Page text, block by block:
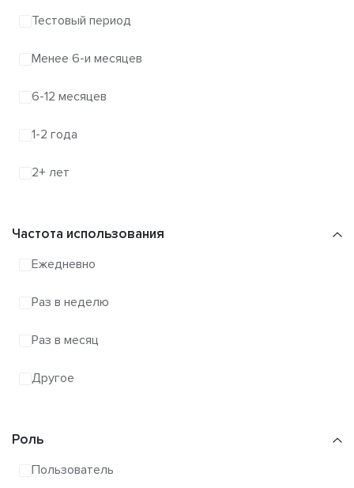
Тестовый период
Менее 6-и месяцев
6-12 месяцев
1-2 года
2+ лет
Частота использования
Ежедневно
Раз в неделю
Раз в месяц
Другое
Роль
Пользователь